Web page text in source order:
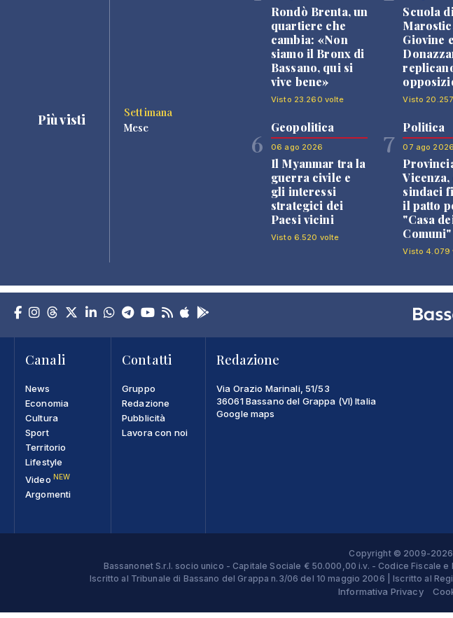
Più visti
Settimana
Mese
Rondò Brenta, un
quartiere che
cambia: «Non
siamo il Bronx di
Bassano, qui si
vive bene»
Visto 23.260 volte
Scuola di
Giovine e
Visto
6
Geopolitica
06 ago 2026
Il Myanmar tra la
guerra civile e
gli interessi
strategici dei
Paesi vicini
Visto 6.520 volte
7
Politica
07 ago 2026
sindaci
il patto
"Casa
Comuni"
Visto 4.079
Canali
News
Economia
Cultura
Sport
Territorio
Lifestyle
Video NEW
Argomenti
Contatti
Gruppo
Redazione
Pubblicità
Lavora con noi
Redazione
Via Orazio Marinali, 51/53
36061 Bassano del Grappa (VI) Italia
Google maps
Copyright © 2009-2026
Bassanonet S.r.l. socio unico - Capitale Sociale € 50.000,00 i.v. - Codice Fiscale
Iscritto al Tribunale di Bassano del Grappa n.3/06 del 10 maggio 2006 | Iscritto al
Informativa Privacy